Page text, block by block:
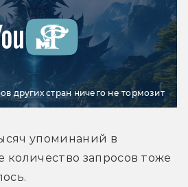
других стран ничего не тормозит
упоминаний в
количество запросов тоже